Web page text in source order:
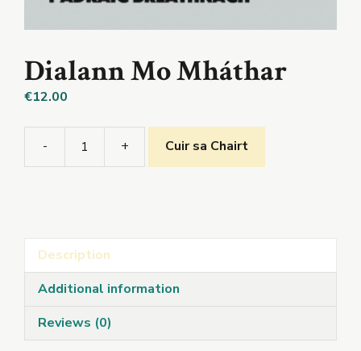
Dialann Mo Mháthar
€12.00
-
Dialann
+ Cuir sa Chairt
Description
Additional information
Reviews (0)